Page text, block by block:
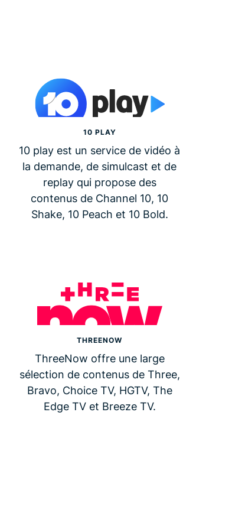
10 PLAY
10 play est un service de vidéo à
la demande, de simulcast et de
replay qui propose des
contenus de Channel 10, 10
Shake, 10 Peach et 10 Bold.
THREENOW
ThreeNow offre une large
sélection de contenus de Three,
Bravo, Choice TV, HGTV, The
Edge TV et Breeze TV.